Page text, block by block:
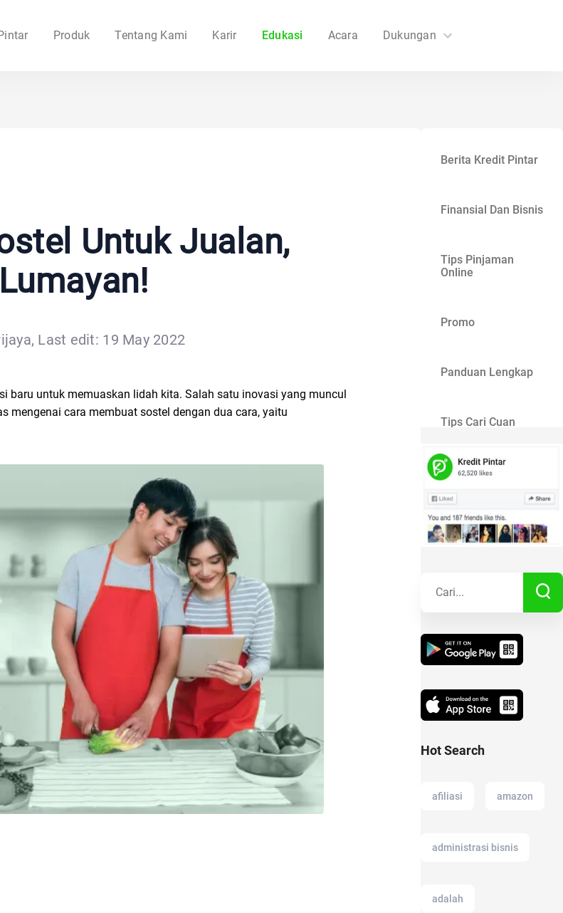
Produk Tentang Kami Karir Edukasi Acara Dukungan
Untuk Jualan,
Last edit: 19 May 2022
baru untuk memuaskan lidah kita. Salah satu inovasi yang muncul
mengenai cara membuat sostel dengan dua cara, yaitu
Berita Kredit Pintar
Finansial Dan Bisnis
Tips Pinjaman
Online
Promo
Panduan Lengkap
Tips Cari Cuan
Gaya Hidup
Kisah Sukses
Hot Search
afiliasi amazon
administrasi bisnis
adalah